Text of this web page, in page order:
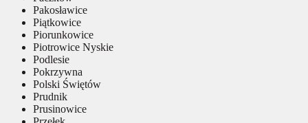
Pakosławice
Piątkowice
Piorunkowice
Piotrowice Nyskie
Podlesie
Pokrzywna
Polski Świętów
Prudnik
Prusinowice